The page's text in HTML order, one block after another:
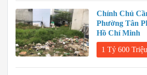
Chính Chủ
Phường Tân
Hồ Chí Minh
1 Tỷ 600 Triệu